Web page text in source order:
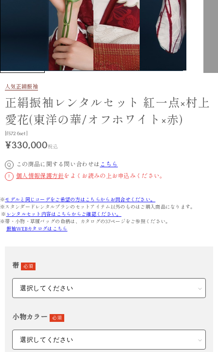
人気 正絹振袖
正絹振袖レンタルセット 紅一点×村上
愛花(東洋の華/オフホワイト×赤)
[f5726set]
¥330,000税込
Q この商品に関する問い合わせは こちら
! 個人情報保護方針をよくお読みの上お申込みください。
※モデルと同じコーデをご希望の方はこちらからお問合せください。
※スタンダードレンタルプランのセットアイテム以外のものはご購入商品になります。
※ レンタルセット内容はこちらからご確認ください。
※帯・小物・草履バッグの色柄は、カタログの37ページをご参照ください。
振袖WEBカタログはこちら
帯 必須
小物カラー 必須